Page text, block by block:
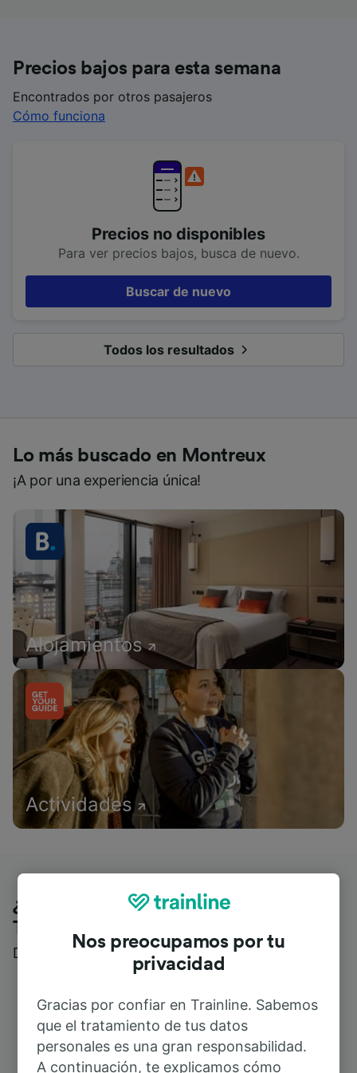
Precios bajos para esta semana
Encontrados por otros pasajeros
Cómo funciona
Precios no disponibles
Para ver precios bajos, busca de nuevo.
Buscar de nuevo
Todos los resultados
Lo más buscado en Montreux
¡A por una experiencia única!
Alojamientos
Actividades
¿Qué piensan nuestros clientes de
Trainline?
Descubre reseñas reales de nuestros viajeros
Nos preocupamos por tu
privacidad
Gracias por confiar en Trainline. Sabemos
que el tratamiento de tus datos
personales es una gran responsabilidad.
A continuación, te explicamos cómo